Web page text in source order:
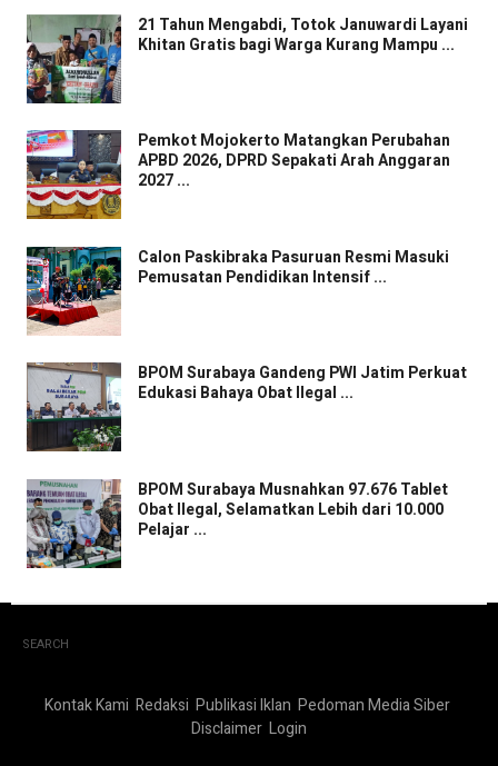
21 Tahun Mengabdi, Totok Januwardi Layani
Khitan Gratis bagi Warga Kurang Mampu ...
Pemkot Mojokerto Matangkan Perubahan
APBD 2026, DPRD Sepakati Arah Anggaran
2027 ...
Calon Paskibraka Pasuruan Resmi Masuki
Pemusatan Pendidikan Intensif ...
BPOM Surabaya Gandeng PWI Jatim Perkuat
Edukasi Bahaya Obat Ilegal ...
BPOM Surabaya Musnahkan 97.676 Tablet
Obat Ilegal, Selamatkan Lebih dari 10.000
Pelajar ...
SEARCH
Kontak Kami Redaksi Publikasi Iklan Pedoman Media Siber
Disclaimer Login